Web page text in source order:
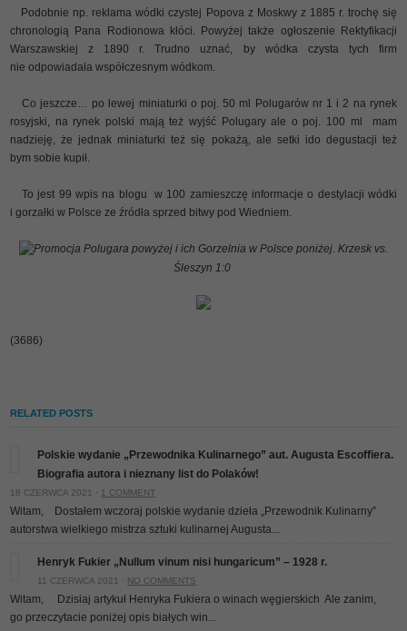
Podobnie np. reklama wódki czystej Popova z Moskwy z 1885 r. trochę się
chronologią Pana Rodionowa kłóci. Powyżej także ogłoszenie Rektyfikacji
Warszawskiej z 1890 r. Trudno uznać, by wódka czysta tych firm
nie odpowiadała współczesnym wódkom.
Co jeszcze… po lewej miniaturki o poj. 50 ml Polugarów nr 1 i 2 na rynek
rosyjski, na rynek polski mają też wyjść Polugary ale o poj. 100 ml
mam
nadzieję, że jednak miniaturki też się pokażą, ale setki ido degustacji też
bym sobie kupił.
To jest 99 wpis na blogu
w 100 zamieszczę informacje o destylacji wódki
i gorzałki w Polsce ze źródła sprzed bitwy pod Wiedniem.
Promocja Polugara powyżej i ich Gorzelnia w Polsce poniżej. Krzesk vs.
Śleszyn 1:0
(3686)
RELATED POSTS
Polskie wydanie „Przewodnika Kulinarnego” aut. Augusta Escoffiera.
Biografia autora i nieznany list do Polaków!
18 CZERWCA 2021 · 1 COMMENT
Witam, Dostałem wczoraj polskie wydanie dzieła „Przewodnik Kulinarny”
autorstwa wielkiego mistrza sztuki kulinarnej Augusta...
Henryk Fukier „Nullum vinum nisi hungaricum” – 1928 r.
11 CZERWCA 2021 · NO COMMENTS
Witam, Dzisiaj artykuł Henryka Fukiera o winach węgierskich Ale zanim,
go przeczytacie poniżej opis białych win...